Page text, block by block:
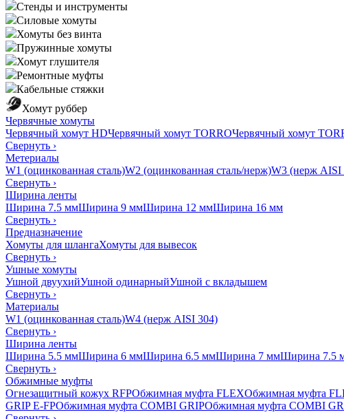
Стенды и инструменты
Силовые хомуты
Хомуты без винта
Пружинные хомуты
Хомут глушителя
Ремонтные муфты
Кабельные стяжки
Хомут руббер
Червячные хомуты
Червячный хомут HDЧервячный хомут TORROЧервячный хомут
Свернуть ›
Метериалы
W1 (оцинкованная сталь)W2 (оцинкованная сталь/нерж)W3 (нерж AISI
Свернуть ›
Ширина ленты
Ширина 7.5 ммШирина 9 ммШирина 12 ммШирина 16 мм
Свернуть ›
Предназначение
Хомуты для шлангаХомуты для вывесок
Свернуть ›
Ушные хомуты
Ушной двуухийУшной одинарныйУшной с вкладышем
Свернуть ›
Материалы
W1 (оцинкованная сталь)W4 (нерж AISI 304)
Свернуть ›
Ширина ленты
Ширина 5.5 ммШирина 6 ммШирина 6.5 ммШирина 7 ммШирина 7.5
Свернуть ›
Обжимные муфты
Огнезащитный кожух RFPОбжимная муфта FLEXОбжимная муфта
GRIP E-FPОбжимная муфта COMBI GRIPОбжимная муфта COMBI